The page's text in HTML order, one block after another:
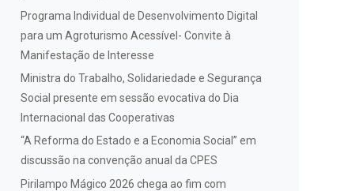
Programa Individual de Desenvolvimento Digital
para um Agroturismo Acessível- Convite à
Manifestação de Interesse
Ministra do Trabalho, Solidariedade e Segurança
Social presente em sessão evocativa do Dia
Internacional das Cooperativas
“A Reforma do Estado e a Economia Social” em
discussão na convenção anual da CPES
Pirilampo Mágico 2026 chega ao fim com